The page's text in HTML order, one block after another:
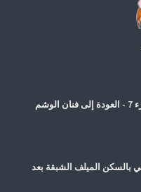
الميلف الشبقة بعد